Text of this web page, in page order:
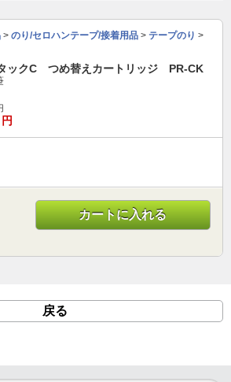
> のり/セロハンテープ/接着用品 > テープのり >
ックC つめ替えカートリッジ PR-CK
円
カートに入れる
戻る